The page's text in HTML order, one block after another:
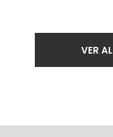
VER